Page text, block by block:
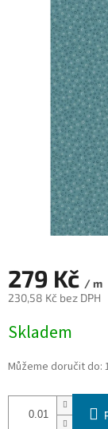
hvězdiček.
279 Kč / m
230,58 Kč bez DPH
cena:
Skladem
Můžeme doručit do: